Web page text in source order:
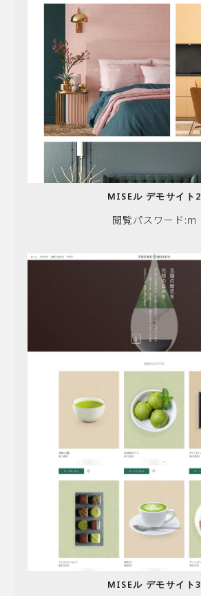
MISEル デモサイト2
閲覧パスワード:m
MISEル デモサイト3